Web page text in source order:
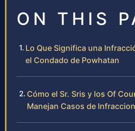
ON THIS
Lo Que Significa una
el Condado de Powhatan
Cómo el Sr. Sris y los Of
Manejan Casos de